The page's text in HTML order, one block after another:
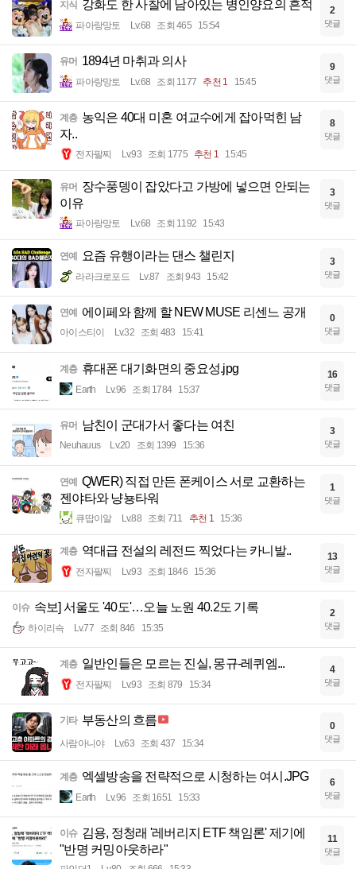
지식 강화도 한 사찰에 남아있는 병인양요의 흔적
파아랑망토 Lv.68 조회 465 15:54
2
댓글
유머 1894년 마취과 의사
파아랑망토 Lv.68 조회 1177 추천 1 15:45
9
댓글
계층 농익은 40대 미혼 여교수에게 잡아먹힌 남
자..
전자팔찌 Lv.93 조회 1775 추천 1 15:45
8
댓글
유머 장수풍뎅이 잡았다고 가방에 넣으면 안되는
이유
파아랑망토 Lv.68 조회 1192 15:43
3
댓글
연예 요즘 유행이라는 댄스 챌린지
라라크로포드 Lv.87 조회 943 15:42
3
댓글
연예 에이페와 함께 할 NEW MUSE 리센느 공개
아이스티이 Lv.32 조회 483 15:41
0
댓글
계층 휴대폰 대기화면의 중요성.jpg
Earth Lv.96 조회 1784 15:37
16
댓글
유머 남친이 군대가서 좋다는 여친
Neuhauus Lv.20 조회 1399 15:36
3
댓글
연예 QWER) 직접 만든 폰케이스 서로 교환하는
젠야타와 냥뇽타워
큐땁이알 Lv.88 조회 711 추천 1 15:36
1
댓글
계층 역대급 전설의 레전드 찍었다는 카니발..
전자팔찌 Lv.93 조회 1846 15:36
13
댓글
이슈 속보] 서울도 '40도'…오늘 노원 40.2도 기록
하이리슥 Lv.77 조회 846 15:35
2
댓글
계층 일반인들은 모르는 진실, 몽규-레퀴엠...
전자팔찌 Lv.93 조회 879 15:34
4
댓글
기타 부동산의 흐름
사람아니야 Lv.63 조회 437 15:34
0
댓글
계층 엑셀방송을 전략적으로 시청하는 여시.JPG
Earth Lv.96 조회 1651 15:33
6
댓글
이슈 김용, 정청래 '레버리지 ETF 책임론' 제기에
"반명 커밍아웃하라"
11
댓글